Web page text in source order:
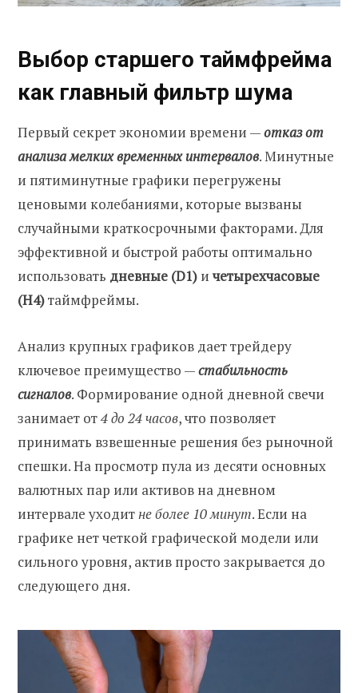
Выбор старшего таймфрейма
как главный фильтр шума
Первый секрет экономии времени —отказ от
анализа мелких временных интервалов. Минутные
и пятиминутные графики перегружены
ценовыми колебаниями, которые вызваны
случайными краткосрочными факторами. Для
эффективной и быстрой работы оптимально
использовать дневные (D1) и четырехчасовые
(H4)таймфреймы.
Анализ крупных графиков дает трейдеру
ключевое преимущество —стабильность
сигналов. Формирование одной дневной свечи
занимает от4 до 24 часов, что позволяет
принимать взвешенные решения без рыночной
спешки. На просмотр пула из десяти основных
валютных пар или активов на дневном
интервале уходитне более 10 минут. Если на
графике нет четкой графической модели или
сильного уровня, актив просто закрывается до
следующего дня.